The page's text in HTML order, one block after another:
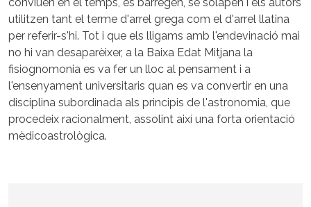
utilitzen tant el terme d'arrel grega com el d'arrel llatina
per referir-s'hi. Tot i que els lligams amb l'endevinació mai
no hi van desaparèixer, a la Baixa Edat Mitjana la
fisiognomonia es va fer un lloc al pensament i a
l'ensenyament universitaris quan es va convertir en una
disciplina subordinada als principis de l'astronomia, que
procedeix racionalment, assolint així una forta orientació
mèdicoastrològica.